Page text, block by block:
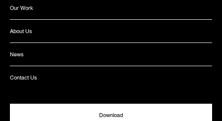
Our Work
About Us
News
Contact Us
Download